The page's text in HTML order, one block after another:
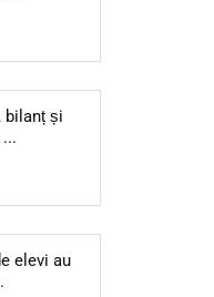
bilanț și
elevi au